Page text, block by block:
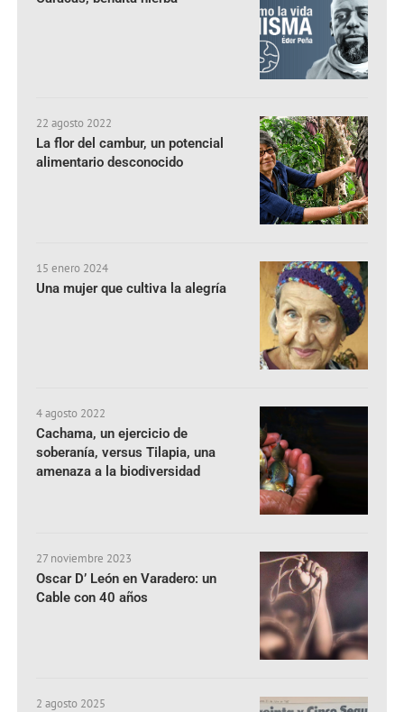
22 agosto 2022
La flor del cambur, un potencial
alimentario desconocido
15 enero 2024
Una mujer que cultiva la alegría
4 agosto 2022
Cachama, un ejercicio de
soberanía, versus Tilapia, una
amenaza a la biodiversidad
27 noviembre 2023
Oscar D’ León en Varadero: un
Cable con 40 años
2 agosto 2025